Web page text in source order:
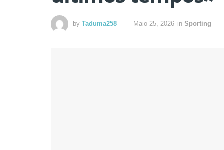
by Taduma258 Maio 25, 2026 in Sporting